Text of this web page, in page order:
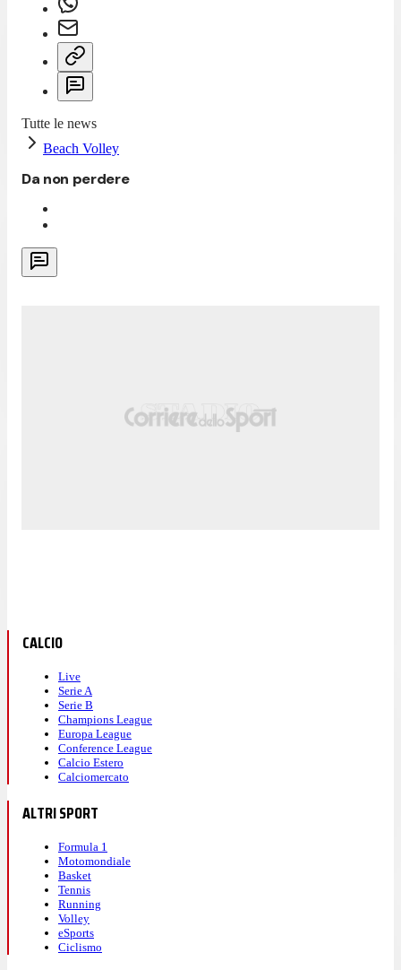
Tutte le news
Beach Volley
Da non perdere
CALCIO
Live
Serie A
Serie B
Champions League
Europa League
Conference League
Calcio Estero
Calciomercato
ALTRI SPORT
Formula 1
Motomondiale
Basket
Tennis
Running
Volley
eSports
Ciclismo